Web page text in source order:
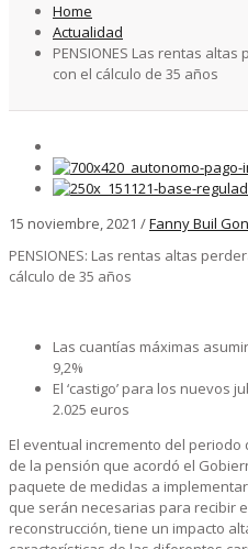
Home
Actualidad
PENSIONES Las rentas
con el cálculo de 35 años
15 noviembre, 2021 /Fanny Buil
PENSIONES: Las rentas altas
cálculo de 35 años
Las cuantías máximas
9,2%
El ‘castigo’ para los nuevos
2.025 euros
El eventual incremento del
de la pensión que acordó el
paquete de medidas a
que serán necesarias para recibir
reconstrucción, tiene un impacto